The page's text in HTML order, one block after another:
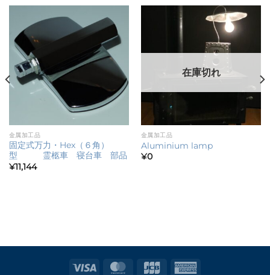
金属加工品
固定式万力・Hex（６角）
型 霊柩車 寝台車 部品
¥11,144
在庫切れ
金属加工品
Aluminium lamp
¥0